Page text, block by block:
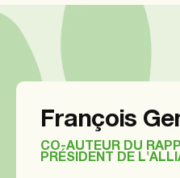
François
CO-AUTEUR DU
PRÉSIDENT DE